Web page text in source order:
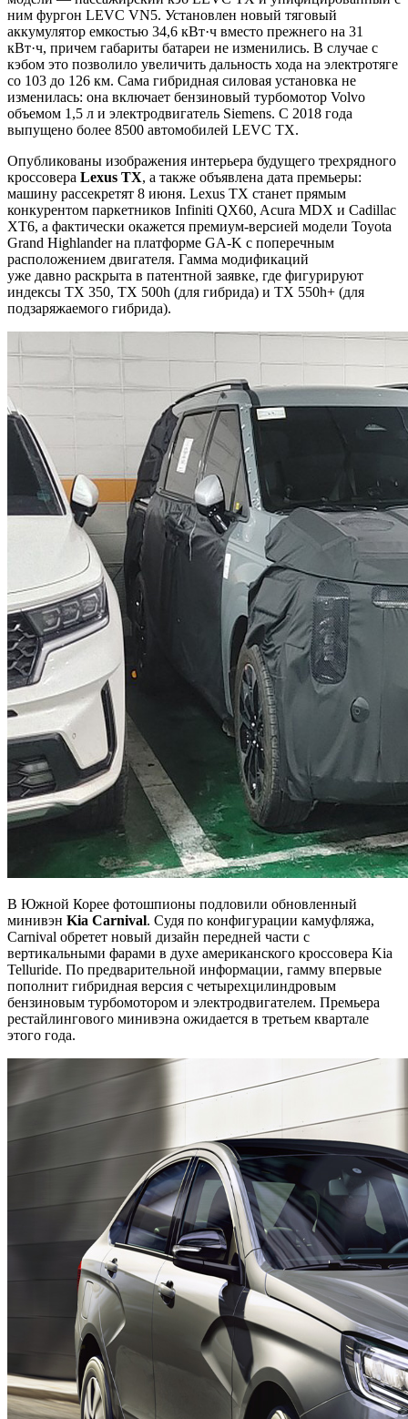
ним фургон LEVC VN5. Установлен новый тяговый
аккумулятор емкостью 34,6 кВт·ч вместо прежнего на 31
кВт·ч, причем габариты батареи не изменились. В случае с
кэбом это позволило увеличить дальность хода на электротяге
со 103 до 126 км. Сама гибридная силовая установка не
изменилась: она включает бензиновый турбомотор Volvo
объемом 1,5 л и электродвигатель Siemens. С 2018 года
выпущено более 8500 автомобилей LEVC TX.
Опубликованы изображения интерьера будущего трехрядного
кроссовера Lexus TX, а также объявлена дата премьеры:
машину рассекретят 8 июня. Lexus TX станет прямым
конкурентом паркетников Infiniti QX60, Acura MDX и Cadillac
XT6, а фактически окажется премиум-версией модели Toyota
Grand Highlander на платформе GA-K с поперечным
расположением двигателя. Гамма модификаций
уже давно раскрыта в патентной заявке, где фигурируют
индексы TX 350, TX 500h (для гибрида) и TX 550h+ (для
подзаряжаемого гибрида).
В Южной Корее фотошпионы подловили обновленный
минивэн Kia Carnival. Судя по конфигурации камуфляжа,
Carnival обретет новый дизайн передней части с
вертикальными фарами в духе американского кроссовера Kia
Telluride. По предварительной информации, гамму впервые
пополнит гибридная версия с четырехцилиндровым
бензиновым турбомотором и электродвигателем. Премьера
рестайлингового минивэна ожидается в третьем квартале
этого года.